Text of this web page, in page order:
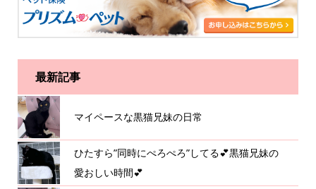
最新記事
マイペースな黒猫兄妹の日常
ひたすら”同時にぺろぺろ”してる💕黒猫兄妹の
愛おしい時間💕